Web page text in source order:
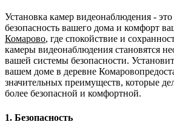
Установка камер видеонаблюдения -
безопасность вашего дома и комфорт
Комарово, где спокойствие и
камеры видеонаблюдения становятся
вашей системы безопасности.
вашем доме в деревне
значительных преимуществ, которые
более безопасной и комфортной.
1. Безопасность